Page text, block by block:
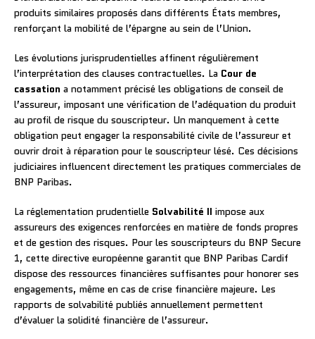
produits similaires proposés dans différents États membres,
renforçant la mobilité de l’épargne au sein de l’Union.
Les évolutions jurisprudentielles affinent régulièrement
l’interprétation des clauses contractuelles. La Cour de
cassation a notamment précisé les obligations de conseil de
l’assureur, imposant une vérification de l’adéquation du produit
au profil de risque du souscripteur. Un manquement à cette
obligation peut engager la responsabilité civile de l’assureur et
ouvrir droit à réparation pour le souscripteur lésé. Ces décisions
judiciaires influencent directement les pratiques commerciales de
BNP Paribas.
La réglementation prudentielle Solvabilité II impose aux
assureurs des exigences renforcées en matière de fonds propres
et de gestion des risques. Pour les souscripteurs du BNP Secure
1, cette directive européenne garantit que BNP Paribas Cardif
dispose des ressources financières suffisantes pour honorer ses
engagements, même en cas de crise financière majeure. Les
rapports de solvabilité publiés annuellement permettent
d’évaluer la solidité financière de l’assureur.